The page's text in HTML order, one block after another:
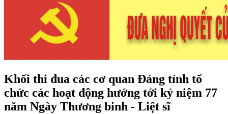
Khối thi đua các cơ quan Đảng tỉnh tổ
chức các hoạt động hướng tới kỷ niệm 77
năm Ngày Thương binh - Liệt sĩ